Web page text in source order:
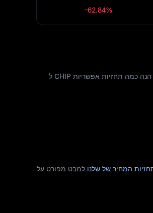
-62.84%
USD.AIתחזית המחיר של מעוצבת על ידי הביקוש בשוק, מגמות האימוץ, מעורבות מוסדית וגורמים כלכליים רחבים יותר. בהתבסס על שיעור צמיחה שנתי צפוי של 5%, הנה כמה תחזיות אפשריות CHIP ל
למבט מפורט על